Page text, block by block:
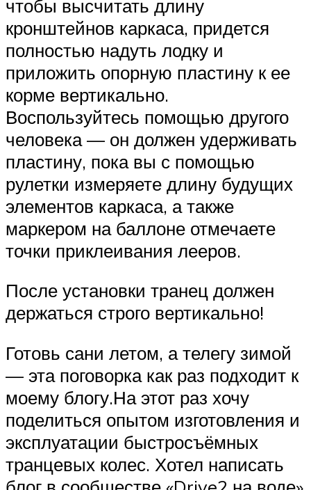
чтобы высчитать длину
кронштейнов каркаса, придется
полностью надуть лодку и
приложить опорную пластину к ее
корме вертикально.
Воспользуйтесь помощью другого
человека — он должен удерживать
пластину, пока вы с помощью
рулетки измеряете длину будущих
элементов каркаса, а также
маркером на баллоне отмечаете
точки приклеивания лееров.
После установки транец должен
держаться строго вертикально!
Готовь сани летом, а телегу зимой
— эта поговорка как раз подходит к
моему блогу.На этот раз хочу
поделиться опытом изготовления и
эксплуатации быстросъёмных
транцевых колес. Хотел написать